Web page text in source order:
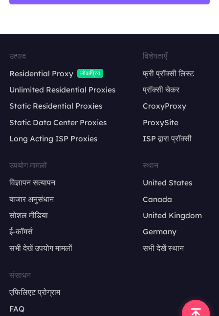
उत्पाद
Residential Proxy
लोकप्रिय
Unlimited Residential Proxies
Static Residential Proxies
Static Data Center Proxies
Long Acting ISP Proxies
विशेषताएँ
फ्री प्रॉक्सी लिस्ट
प्रॉक्सी चेकर
CroxyProxy
ProxySite
ISP द्वारा प्रॉक्सी
उपयोग मामलों
विज्ञापन सत्यापन
बाजार अनुसंधान
सोशल मीडिया
ई-कॉमर्स
सभी देखें उपयोग मामलों
स्थान
United States
Canada
United Kingdom
Germany
सभी देखें स्थान
संसाधन
एफिलिएट प्रोग्राम
FAQ